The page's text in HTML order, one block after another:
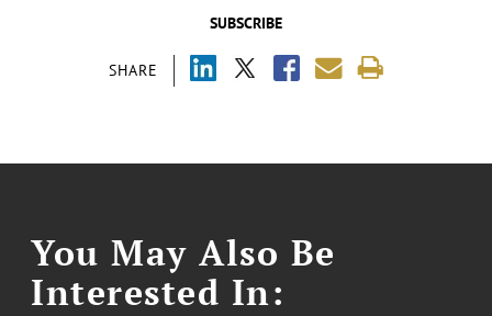
SUBSCRIBE
SHARE
You May Also Be
Interested In: